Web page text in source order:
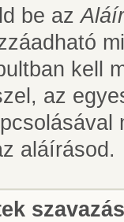
be az
kell
az
aláírásod.